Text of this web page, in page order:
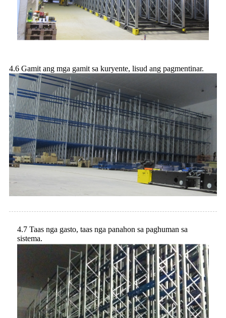
4.6 Gamit ang mga gamit sa kuryente, lisud ang pagmentinar.
4.7 Taas nga gasto, taas nga panahon sa paghuman sa
sistema.